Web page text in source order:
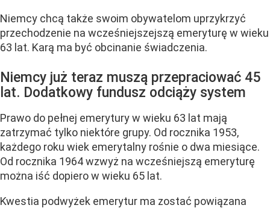
Niemcy chcą także swoim obywatelom uprzykrzyć
przechodzenie na wcześniejszejszą emeryturę w wieku
63 lat. Karą ma być obcinanie świadczenia.
Niemcy już teraz muszą przepraciować 45
lat. Dodatkowy fundusz odciąży system
Prawo do pełnej emerytury w wieku 63 lat mają
zatrzymać tylko niektóre grupy. Od rocznika 1953,
każdego roku wiek emerytalny rośnie o dwa miesiące.
Od rocznika 1964 wzwyż na wcześniejszą emeryturę
można iść dopiero w wieku 65 lat.
Kwestia podwyżek emerytur ma zostać powiązana